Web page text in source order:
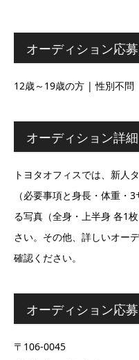
オーディション応
12歳～19歳の方 | 性別不問
オーディション詳細
トヨタオフィスでは、新人
（必要事項と身長・体重・
る写真（全身・上半身 各1
さい。その他、詳しいオー
確認ください。
オーディション応
〒106-0045